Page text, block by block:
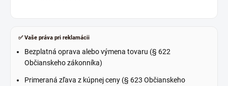
✅ Vaše práva pri reklamácii
Bezplatná oprava alebo výmena tovaru (§ 622
Občianskeho zákonníka)
Primeraná zľava z kúpnej ceny (§ 623 Občianskeho